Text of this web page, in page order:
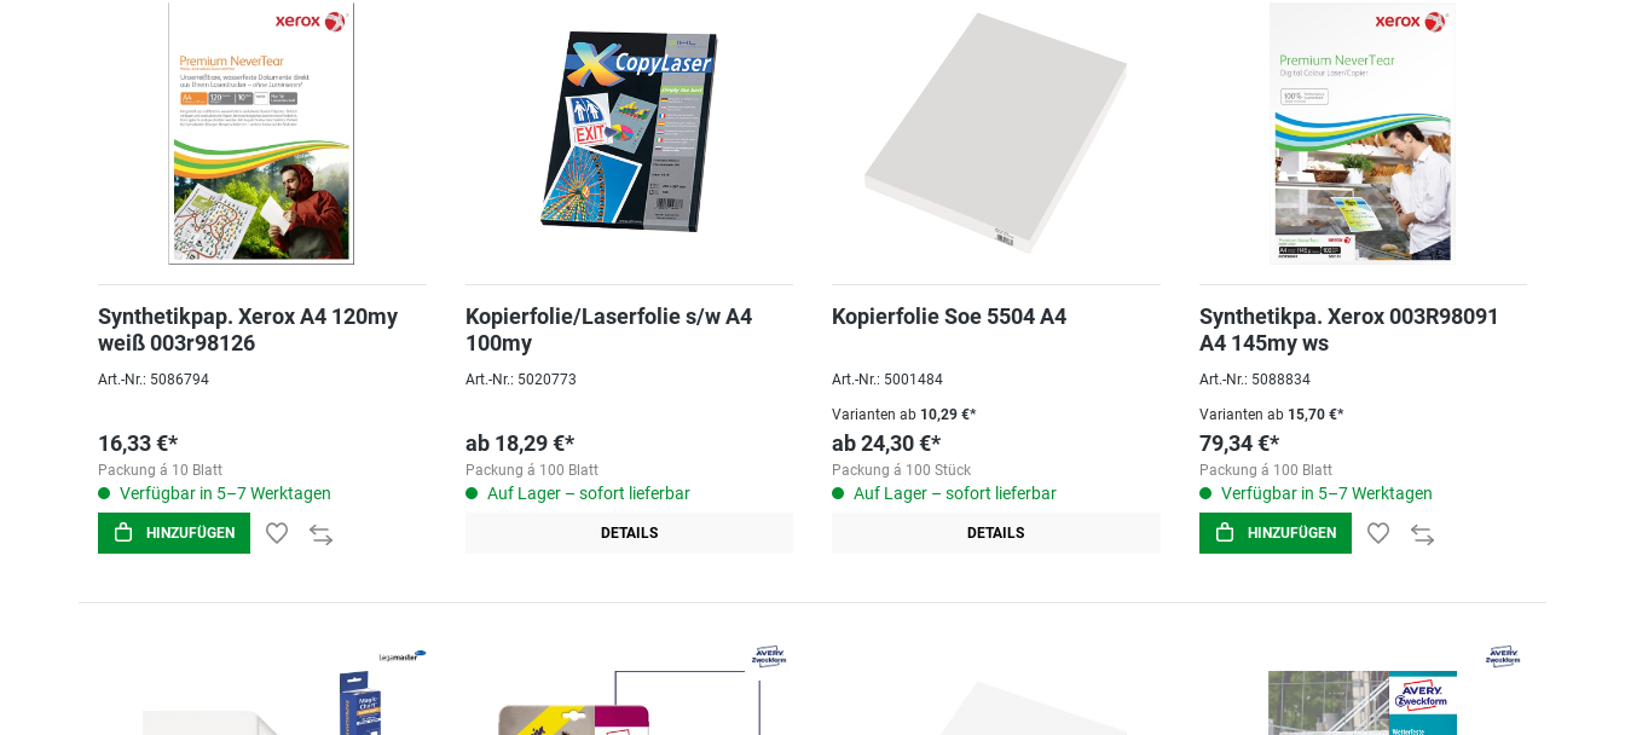
Synthetikpap. Xerox A4 120my
weiß 003r98126
Art.-Nr.: 5086794
16,33 €*
Packung á 10 Blatt
Verfügbar in 5–7 Werktagen
HINZUFÜGEN
Kopierfolie/Laserfolie s/w A4
100my
Art.-Nr.: 5020773
ab 18,29 €*
Packung á 100 Blatt
Auf Lager – sofort lieferbar
DETAILS
Kopierfolie Soe 5504 A4
Art.-Nr.: 5001484
Varianten ab 10,29 €*
ab24,30 €*
Packung á 100 Stück
Auf Lager – sofort lieferbar
DETAILS
Synthetikpa. Xerox 003R98091
A4 145my ws
Art.-Nr.: 5088834
Varianten ab15,70 €*
79,34 €*
Packung á 100 Blatt
Verfügbar in 5–7 Werktagen
HINZUFÜGEN